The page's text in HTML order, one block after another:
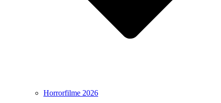
Horrorfilme 2026